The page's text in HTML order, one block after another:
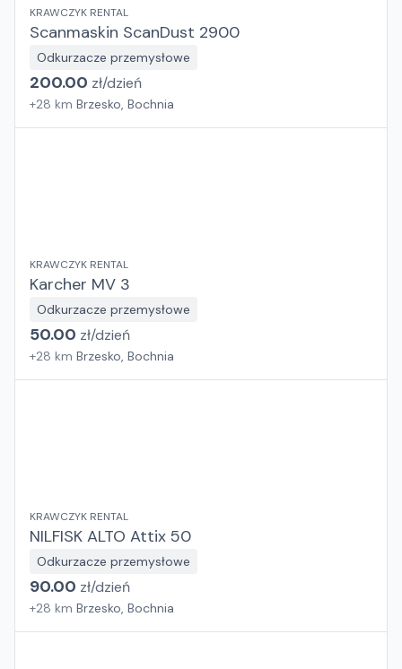
KRAWCZYK RENTAL
Scanmaskin ScanDust 2900
Odkurzacze przemysłowe
200.00 zł/dzień
+28 km Brzesko, Bochnia
KRAWCZYK RENTAL
Karcher MV 3
Odkurzacze przemysłowe
50.00 zł/dzień
+28 km Brzesko, Bochnia
KRAWCZYK RENTAL
NILFISK ALTO Attix 50
Odkurzacze przemysłowe
90.00 zł/dzień
+28 km Brzesko, Bochnia